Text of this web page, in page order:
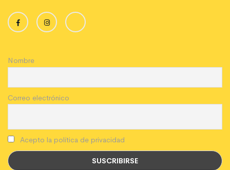
Nombre
Correo electrónico
Acepto la política de privacidad